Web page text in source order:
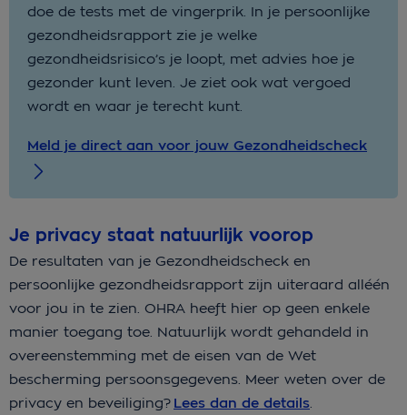
doe de tests met de vingerprik. In je persoonlijke
gezondheidsrapport zie je welke
gezondheidsrisico’s je loopt, met advies hoe je
gezonder kunt leven. Je ziet ook wat vergoed
wordt en waar je terecht kunt.
Meld je direct aan voor jouw Gezondheidscheck
Je privacy staat natuurlijk voorop
De resultaten van je Gezondheidscheck en
persoonlijke gezondheidsrapport zijn uiteraard alléén
voor jou in te zien. OHRA heeft hier op geen enkele
manier toegang toe. Natuurlijk wordt gehandeld in
overeenstemming met de eisen van de Wet
bescherming persoonsgegevens. Meer weten over de
privacy en beveiliging? Lees dan de details.